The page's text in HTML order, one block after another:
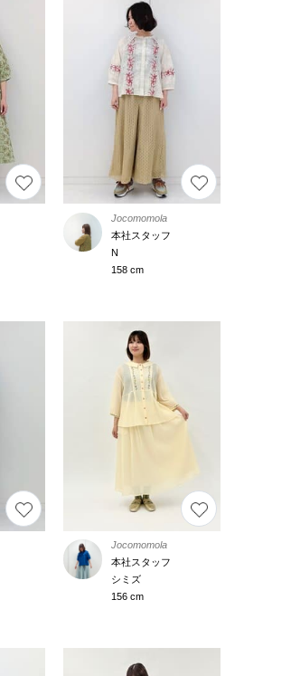
Jocomomola
本社スタッフ
N
158 cm
Jocomomola
本社スタッフ
シミズ
156 cm